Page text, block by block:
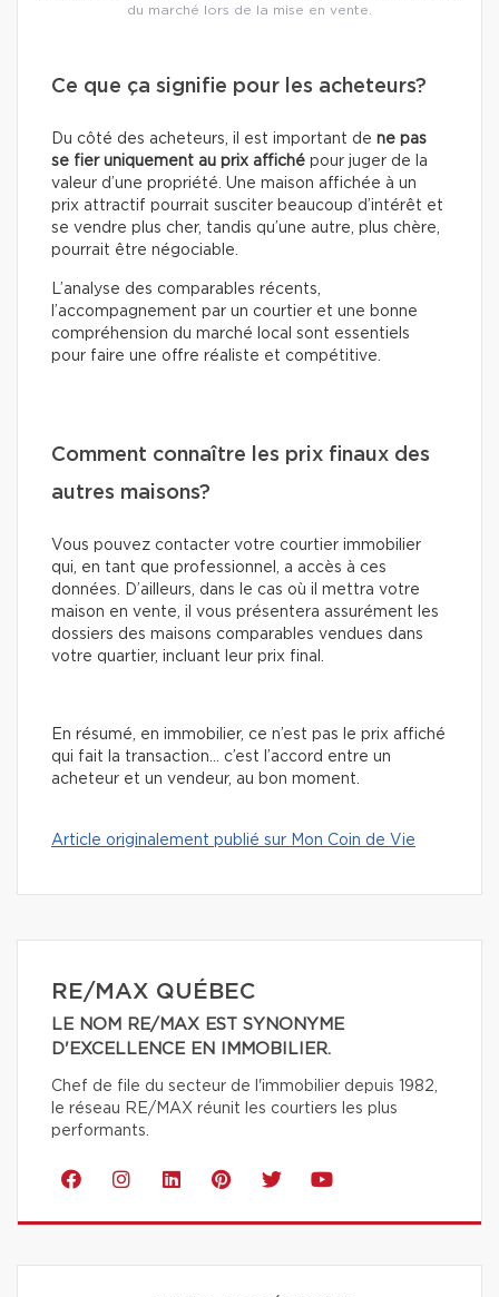
du marché lors de la mise en vente.
Ce que ça signifie pour les acheteurs?
Du côté des acheteurs, il est important de ne pas
se fier uniquement au prix affiché pour juger de la
valeur d’une propriété. Une maison affichée à un
prix attractif pourrait susciter beaucoup d’intérêt et
se vendre plus cher, tandis qu’une autre, plus chère,
pourrait être négociable.
L’analyse des comparables récents,
l’accompagnement par un courtier et une bonne
compréhension du marché local sont essentiels
pour faire une offre réaliste et compétitive.
Comment connaître les prix finaux des
autres maisons?
Vous pouvez contacter votre courtier immobilier
qui, en tant que professionnel, a accès à ces
données. D’ailleurs, dans le cas où il mettra votre
maison en vente, il vous présentera assurément les
dossiers des maisons comparables vendues dans
votre quartier, incluant leur prix final.
En résumé, en immobilier, ce n’est pas le prix affiché
qui fait la transaction… c’est l’accord entre un
acheteur et un vendeur, au bon moment.
Article originalement publié sur Mon Coin de Vie
RE/MAX QUÉBEC
LE NOM RE/MAX EST SYNONYME
D'EXCELLENCE EN IMMOBILIER.
Chef de file du secteur de l'immobilier depuis 1982,
le réseau RE/MAX réunit les courtiers les plus
performants.